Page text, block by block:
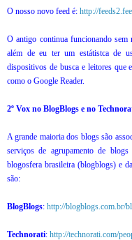
O nosso novo feed é: http://
O antigo continua funcionando sem
além de eu ter um estátistca de
dispositivos de busca e leitores que
como o Google Reader.
2º Vox no BlogBlogs e no
A grande maioria dos blogs são
serviços de agrupamento de
blogosfera brasileira (blogblogs) e
são:
BlogBlogs: http://blogblogs.com.br/
Technorati: http://technorati.com/